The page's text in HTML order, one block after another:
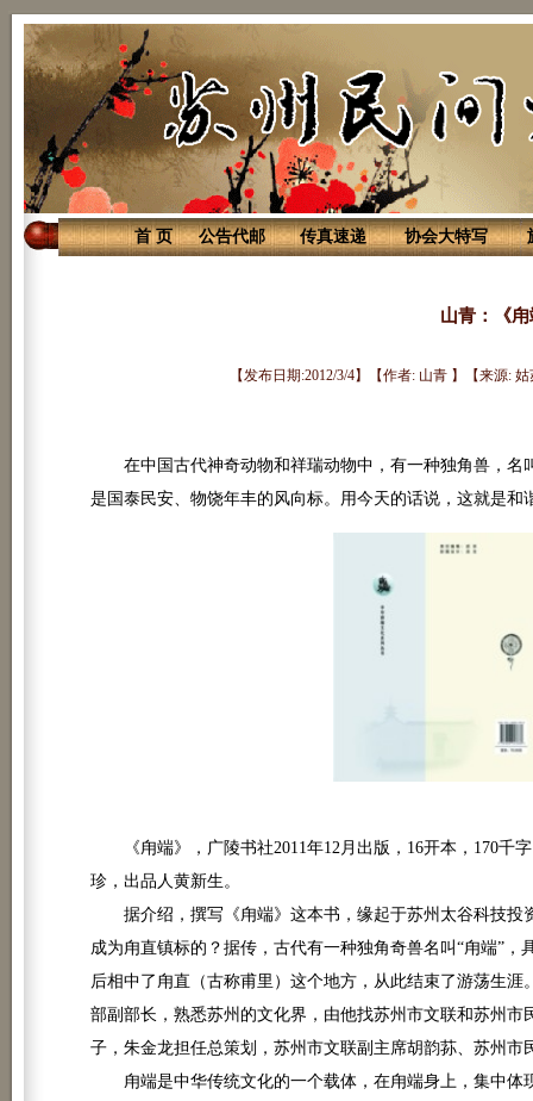
首 页 公告代邮 传真速递 协会大特写
山青：《
【发布日期:2012/3/4】【作者: 山青 】【来源:
在中国古代神奇动物和祥瑞动物中，有一种独角兽，名
是国泰民安、物饶年丰的风向标。用今天的话说，这就是
《甪端》，广陵书社2011年12月出版，16开本，170千
珍，出品人黄新生。
据介绍，撰写《甪端》这本书，缘起于苏州太谷科技投
成为甪直镇标的？据传，古代有一种独角奇兽名叫“甪端”
后相中了甪直（古称甫里）这个地方，从此结束了游荡生
部副部长，熟悉苏州的文化界，由他找苏州市文联和苏州
子，朱金龙担任总策划，苏州市文联副主席胡韵荪、苏州
甪端是中华传统文化的一个载体，在甪端身上，集中体